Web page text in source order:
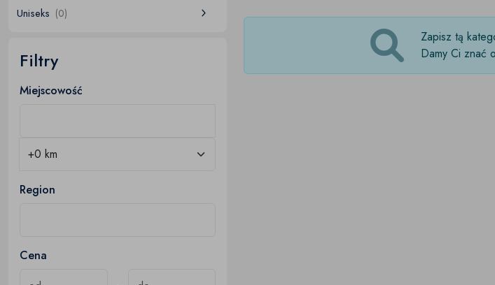
Uniseks (0)
Filtry
Miejscowość
Region
Cena
Zapisz tą
Damy Ci znać